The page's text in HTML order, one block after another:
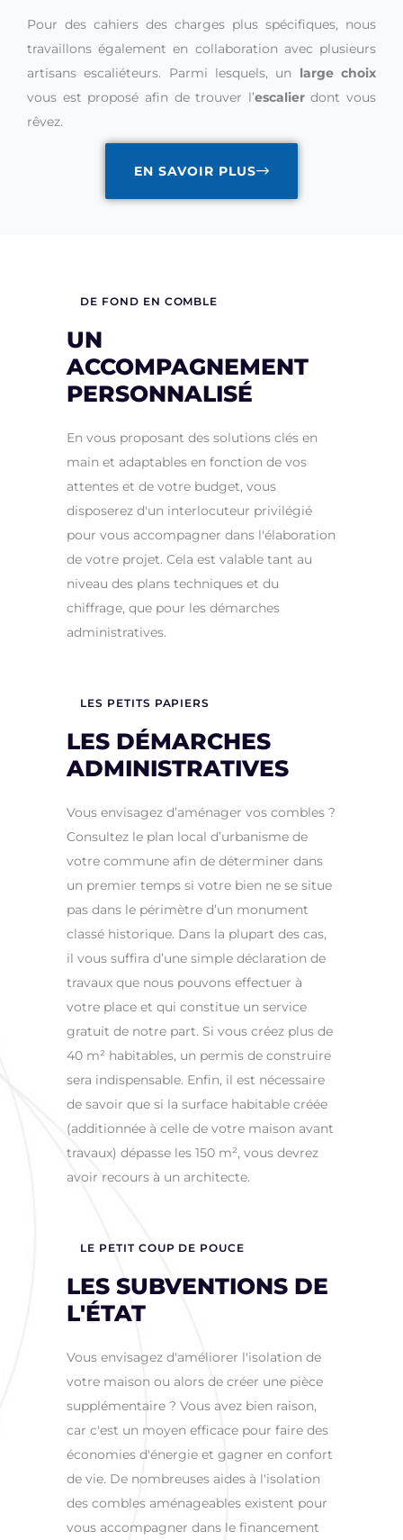
Pour des cahiers des charges plus spécifiques, nous
travaillons également en collaboration avec plusieurs
artisans escaliéteurs. Parmi lesquels, un large choix
vous est proposé afin de trouver l’escalierdont vous
rêvez.
EN SAVOIR PLUS
DE FOND EN COMBLE
UN
ACCOMPAGNEMENT
PERSONNALISÉ
En vous proposant des solutions clés en
main et adaptables en fonction de vos
attentes et de votre budget, vous
disposerez d'un interlocuteur privilégié
pour vous accompagner dans l'élaboration
de votre projet. Cela est valable tant au
niveau des plans techniques et du
chiffrage, que pour les démarches
administratives.
LES PETITS PAPIERS
LES DÉMARCHES
ADMINISTRATIVES
Vous envisagez d’aménager vos combles ?
Consultez le plan local d’urbanisme de
votre commune afin de déterminer dans
un premier temps si votre bien ne se situe
pas dans le périmètre d’un monument
classé historique. Dans la plupart des cas,
il vous suffira d’une simple déclaration de
travaux que nous pouvons effectuer à
votre place et qui constitue un service
gratuit de notre part. Si vous créez plus de
40 m² habitables, un permis de construire
sera indispensable. Enfin, il est nécessaire
de savoir que si la surface habitable créée
(additionnée à celle de votre maison avant
travaux) dépasse les 150 m², vous devrez
avoir recours à un architecte.
LE PETIT COUP DE POUCE
LES SUBVENTIONS DE
L'ÉTAT
Vous envisagez d'améliorer l'isolation de
votre maison ou alors de créer une pièce
supplémentaire ? Vous avez bien raison,
car c'est un moyen efficace pour faire des
économies d'énergie et gagner en confort
de vie. De nombreuses aides à l'isolation
des combles aménageables existent pour
vous accompagner dans le financement